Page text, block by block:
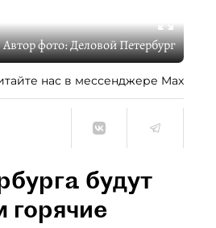
Автор фото:Деловой Петербург
нас в мессенджере Max
будут